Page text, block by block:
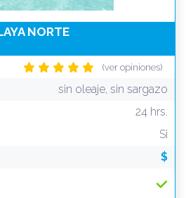
NORTE
(ver opiniones)
sin oleaje, sin sargazo
24 hrs.
Si
$